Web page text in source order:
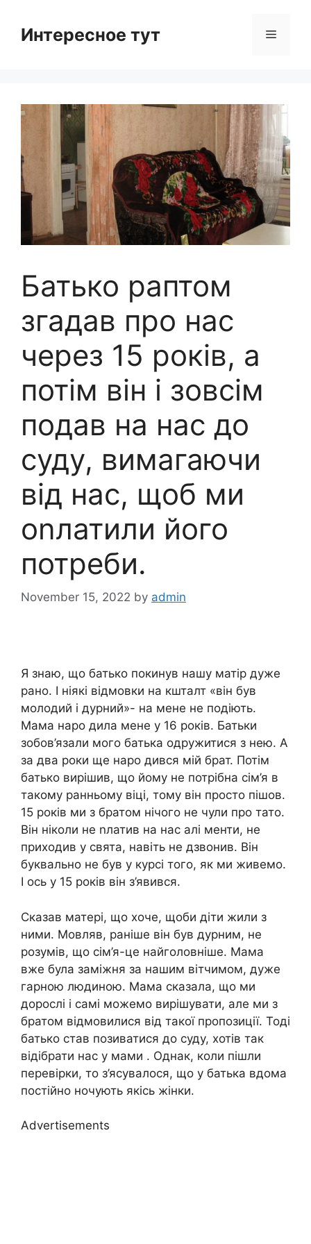
contentИнтересное тут Menu
Батько раптом
згадав про нас
через 15 років, а
потім він і зовсім
подав на нас до
суду, вимагаючи
від нас, щоб ми
оnлатили його
потреби.
November 15, 2022 by admin
Я знаю, що батько покинув нашу матір дуже
рано. І ніякі відмовки на кшталт «він був
молодий і дурний»- на мене не подіють.
Мама наро дила мене у 16 років. Батьки
зобов’язали мого батька одружитися з нею. А
за два роки ще наро дився мій брат. Потім
батько вирішив, що йому не потрібна сім’я в
такому ранньому віці, тому він просто пішов.
15 років ми з братом нічого не чули про тато.
Він ніколи не nлатив на нас алі менти, не
приходив у свята, навіть не дзвонив. Він
буквально не був у курсі того, як ми живемо.
І ось у 15 років він з’явився.
Сказав матері, що хоче, щоби діти жили з
ними. Мовляв, раніше він був дурним, не
розумів, що сім’я-це найголовніше. Мама
вже була заміжня за нашим вітчимом, дуже
гарною людиною. Мама сказала, що ми
дорослі і самі можемо вирішувати, але ми з
братом відмовилися від такої пропозиції. Тоді
батько став позиватися до суду, хотів так
відібрати нас у мами . Однак, коли пішли
перевірки, то з’ясувалося, що у батька вдома
постійно ночують якісь жінки.
Advertisements